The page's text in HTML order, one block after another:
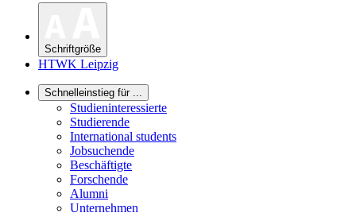
Schriftgröße
HTWK Leipzig
Schnelleinstieg für ...
Studieninteressierte
Studierende
International students
Jobsuchende
Beschäftigte
Forschende
Alumni
Unternehmen